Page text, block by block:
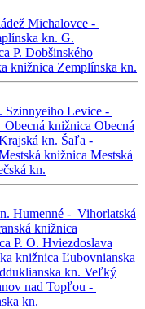
Michalovce -
kn. G.
P. Dobšinského
knižnica Zemplínska kn.
Szinnyeiho Levice -
Obecná knižnica Obecná
kn. Šaľa -
knižnica Mestská
kn.
Humenné - Vihorlatská
knižnica
P. O. Hviezdoslava
knižnica Ľubovnianska
kn. Veľký
nad Topľou -
kn.